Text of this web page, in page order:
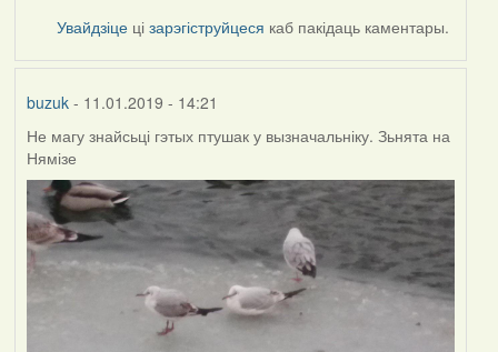
Увайдзіце цізарэгіструйцеся каб пакідаць каментары.
buzuk- 11.01.2019 - 14:21
Не магу знайсьці гэтых птушак у вызначальніку. Зьнята на
Нямізе